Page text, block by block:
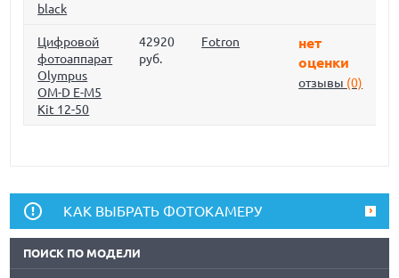
black
Цифровой
фотоаппарат
Olympus
OM-D E-M5
Kit 12-50
42920
руб.
Fotron
нет
оценки
отзывы (0)
КАК ВЫБРАТЬ ФОТОКАМЕРУ
ПОИСК ПО МОДЕЛИ